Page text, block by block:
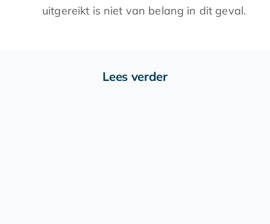
uitgereikt is niet van belang in dit geval.
Lees verder